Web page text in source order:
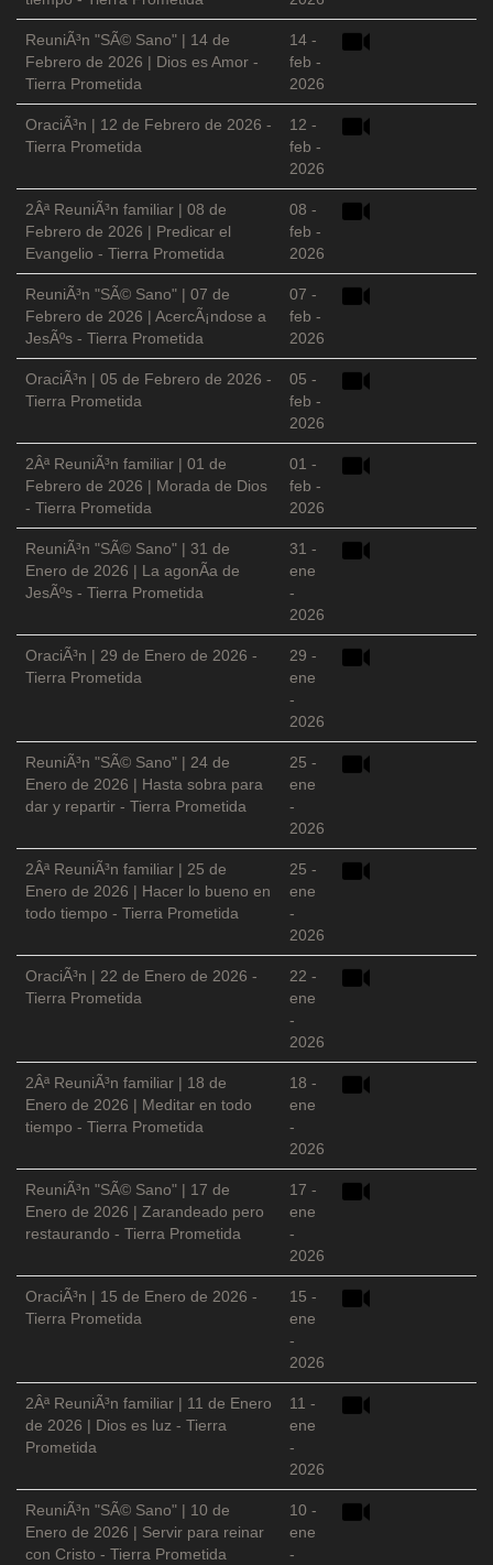
ReuniÃ³n "SÃ© Sano" | 14 de
Febrero de 2026 | Dios es Amor -
Tierra Prometida
14 -
feb -
2026
OraciÃ³n | 12 de Febrero de 2026 -
Tierra Prometida
12 -
feb -
2026
2Âª ReuniÃ³n familiar | 08 de
Febrero de 2026 | Predicar el
Evangelio - Tierra Prometida
08 -
feb -
2026
ReuniÃ³n "SÃ© Sano" | 07 de
Febrero de 2026 | AcercÃ¡ndose a
JesÃºs - Tierra Prometida
07 -
feb -
2026
OraciÃ³n | 05 de Febrero de 2026 -
Tierra Prometida
05 -
feb -
2026
2Âª ReuniÃ³n familiar | 01 de
Febrero de 2026 | Morada de Dios
- Tierra Prometida
01 -
feb -
2026
ReuniÃ³n "SÃ© Sano" | 31 de
Enero de 2026 | La agonÃ­a de
JesÃºs - Tierra Prometida
31 -
ene
-
2026
OraciÃ³n | 29 de Enero de 2026 -
Tierra Prometida
29 -
ene
-
2026
ReuniÃ³n "SÃ© Sano" | 24 de
Enero de 2026 | Hasta sobra para
dar y repartir - Tierra Prometida
25 -
ene
-
2026
2Âª ReuniÃ³n familiar | 25 de
Enero de 2026 | Hacer lo bueno en
todo tiempo - Tierra Prometida
25 -
ene
-
2026
OraciÃ³n | 22 de Enero de 2026 -
Tierra Prometida
22 -
ene
-
2026
2Âª ReuniÃ³n familiar | 18 de
Enero de 2026 | Meditar en todo
tiempo - Tierra Prometida
18 -
ene
-
2026
ReuniÃ³n "SÃ© Sano" | 17 de
Enero de 2026 | Zarandeado pero
restaurando - Tierra Prometida
17 -
ene
-
2026
OraciÃ³n | 15 de Enero de 2026 -
Tierra Prometida
15 -
ene
-
2026
2Âª ReuniÃ³n familiar | 11 de Enero
de 2026 | Dios es luz - Tierra
Prometida
11 -
ene
-
2026
ReuniÃ³n "SÃ© Sano" | 10 de
Enero de 2026 | Servir para reinar
con Cristo - Tierra Prometida
10 -
ene
-